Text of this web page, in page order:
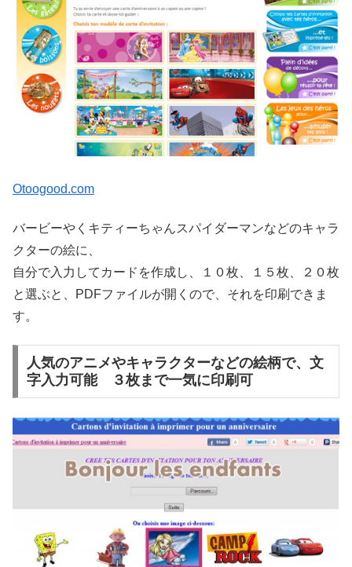
Otoogood.com
バービーやくキティーちゃんスパイダーマンなどのキャラ
クターの絵に、
自分で入力してカードを作成し、１０枚、１５枚、２０枚
と選ぶと、PDFファイルが開くので、それを印刷できま
す。
人気のアニメやキャラクターなどの絵柄で、文
字入力可能 ３枚まで一気に印刷可